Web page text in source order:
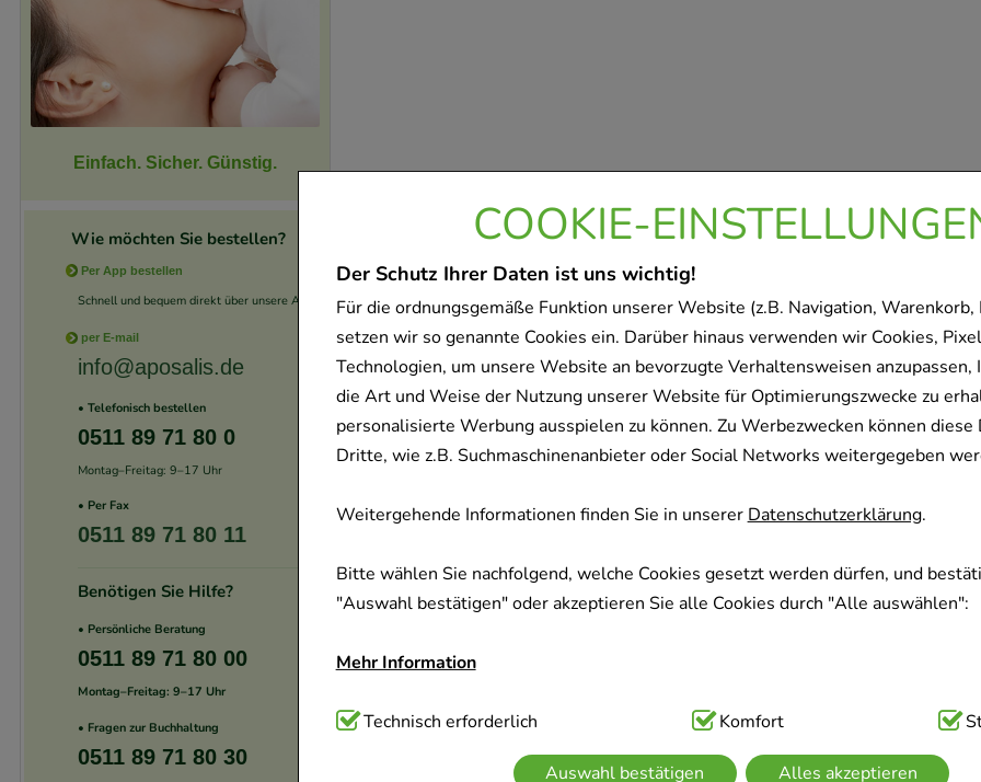
COOKIE-
Der Schutz Ihrer Daten ist uns wichtig!
Für die ordnungsgemäße Funktion unserer Website (z.B. Navigation, Warenkorb,
setzen wir so genannte Cookies ein. Darüber hinaus verwenden wir Cookies,
Technologien, um unsere Website an bevorzugte Verhaltensweisen anzupassen,
die Art und Weise der Nutzung unserer Website für Optimierungszwecke zu
personalisierte Werbung ausspielen zu können. Zu Werbezwecken können diese
Dritte, wie z.B. Suchmaschinenanbieter oder Social Networks weitergegeben
Weitergehende Informationen finden Sie in unsererDatenschutzerklärung.
Bitte wählen Sie nachfolgend, welche Cookies gesetzt werden dürfen, und
"Auswahl bestätigen" oder akzeptieren Sie alle Cookies durch "Alle auswählen":
Mehr Information
Technisch Notwendig:Hierbei handelt es sich um Cookies, die für die
Website notwendig sind (z.B. Navigation, Warenkorb, Kundenkonto), weshalb
Technisch erforderlich Komfort
Auswahl bestätigen Alles akzeptieren
Einfach. Sicher. Günstig.
Wie möchten Sie bestellen?
Per App bestellen
Schnell und bequem direkt über unsere App.
per E-mail
info@aposalis.de
• Telefonisch bestellen
0511 89 71 80 0
Montag–Freitag: 9–17 Uhr
• Per Fax
0511 89 71 80 11
Benötigen Sie Hilfe?
• Persönliche Beratung
0511 89 71 80 00
Montag–Freitag: 9–17 Uhr
• Fragen zur Buchhaltung
0511 89 71 80 30